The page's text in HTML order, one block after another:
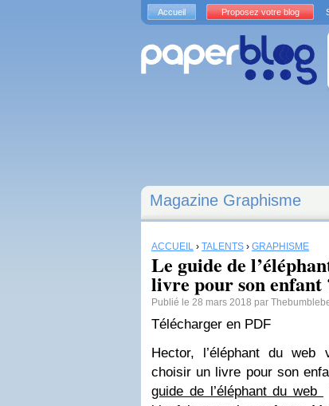
Magazine Graphisme
ACCUEIL › TALENTS › GRAPHISME
Le guide de
livre pour son enfant
Publié le 28 mars 2018 par
Télécharger en PDF
Hector, l’éléphant du
choisir un livre pour son
guide de l’éléphant du web
Accueil Proposez votre blog